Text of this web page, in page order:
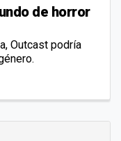
de horror
Outcast podría